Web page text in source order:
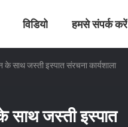
विडियो हमसे संपर्क करें
साथ जस्ती इस्पात संरचना कार्यशाला
साथ जस्ती इस्पात